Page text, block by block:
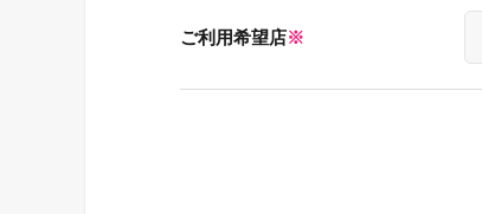
ご利用希望店※